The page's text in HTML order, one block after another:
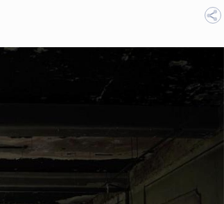
INNOVAZIONE
Scienze informatiche,
Architettura, Ingegneria
TEAM
COMITATO SCIENTIFICO AUTORI CURATORI FOTOGRAFI